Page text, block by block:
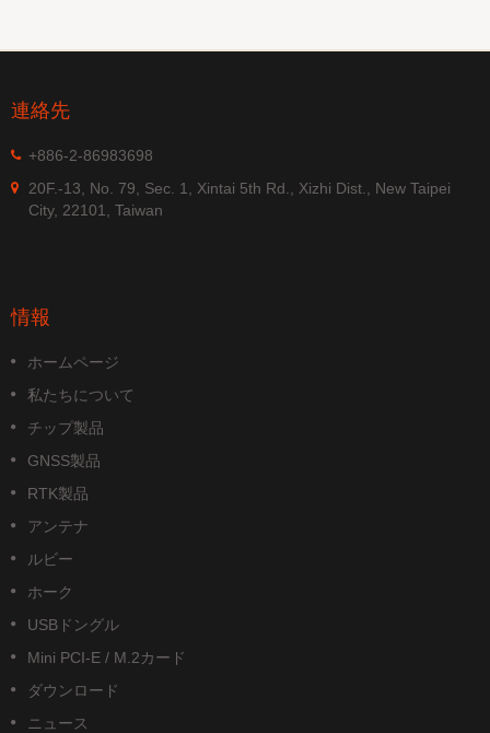
連絡先
+886-2-86983698
20F.-13, No. 79, Sec. 1, Xintai 5th Rd., Xizhi Dist., New Taipei
City, 22101, Taiwan
情報
ホームページ
私たちについて
チップ製品
GNSS製品
RTK製品
アンテナ
ルビー
ホーク
USBドングル
Mini PCI-E / M.2カード
ダウンロード
ニュース